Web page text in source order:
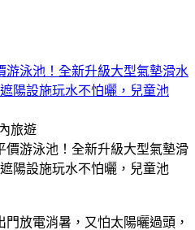
游泳池！全新升級大型氣墊滑水
陽設施玩水不怕曬，兒童池
旅遊
放電消暑，又怕太陽曬過頭，